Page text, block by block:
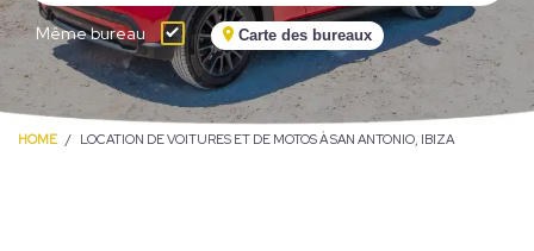
HOME LOCATION DE VOITURES ET DE MOTOS À SAN ANTONIO, IBIZA
Même bureau Carte des bureaux